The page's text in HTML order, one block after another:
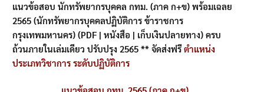
คะแนนของ
ลูกค้า
แนวข้อสอบ นักทรัพยากรบุคคล กทม. (ภาค ก+ข) พร้อมเฉลย
2565 (นักทรัพยากรบุคคลปฏิบัติการ ข้าราชการ
กรุงเทพมหานคร) (PDF | หนังสือ | เก็บเงินปลายทาง) ครบ
ถ้วนภายในเล่มเดียว ปรับปรุง 2565 ** จัดส่งฟรีตำแหน่ง
ประเภทวิชาการ ระดับปฏิบัติการ
แนวข้อสอบ กทม. 2565 (ภาค ก+ข)